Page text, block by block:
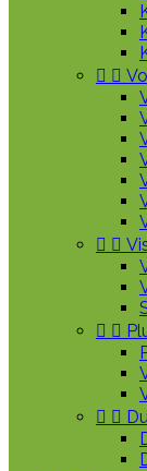
 
 
 
 